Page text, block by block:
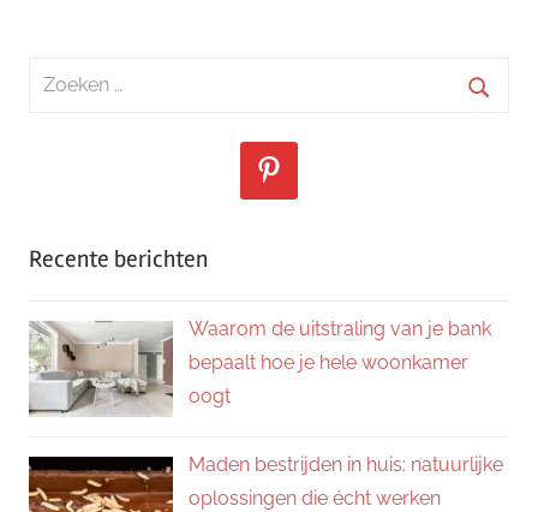
Zoeken
Recente berichten
Waarom de uitstraling van je bank
bepaalt hoe je hele woonkamer
oogt
Maden bestrijden in huis: natuurlijke
oplossingen die écht werken